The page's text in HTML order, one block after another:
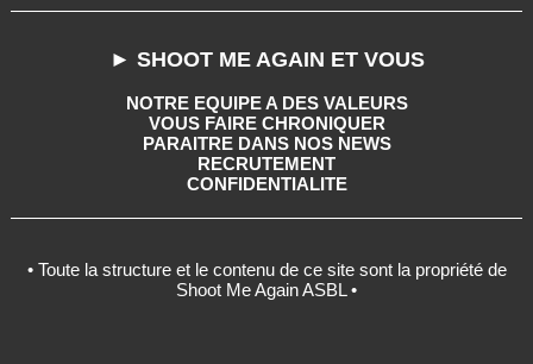
► SHOOT ME AGAIN ET VOUS
NOTRE EQUIPE A DES VALEURS
VOUS FAIRE CHRONIQUER
PARAITRE DANS NOS NEWS
RECRUTEMENT
CONFIDENTIALITE
• Toute la structure et le contenu de ce site sont la propriété de
Shoot Me Again ASBL •